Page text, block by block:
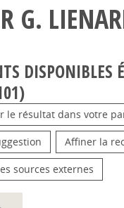
G.
DISPONIBLES
)
le résultat dans votre
Affiner la
sources externes